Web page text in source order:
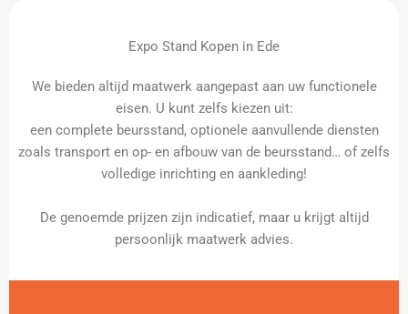
Expo Stand Kopen in Ede
We bieden altijd maatwerk aangepast aan uw functionele
eisen. U kunt zelfs kiezen uit:
een complete beursstand, optionele aanvullende diensten
zoals transport en op- en afbouw van de beursstand… of zelfs
volledige inrichting en aankleding!
De genoemde prijzen zijn indicatief, maar u krijgt altijd
persoonlijk maatwerk advies.